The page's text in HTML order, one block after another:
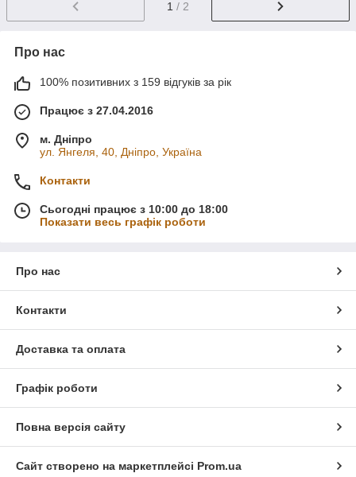
1 / 2
Про нас
100% позитивних з 159 відгуків за рік
Працює з 27.04.2016
м. Дніпро
ул. Янгеля, 40, Дніпро, Україна
Контакти
Сьогодні працює з 10:00 до 18:00
Показати весь графік роботи
Про нас
Контакти
Доставка та оплата
Графік роботи
Повна версія сайту
Сайт створено на маркетплейсі Prom.ua